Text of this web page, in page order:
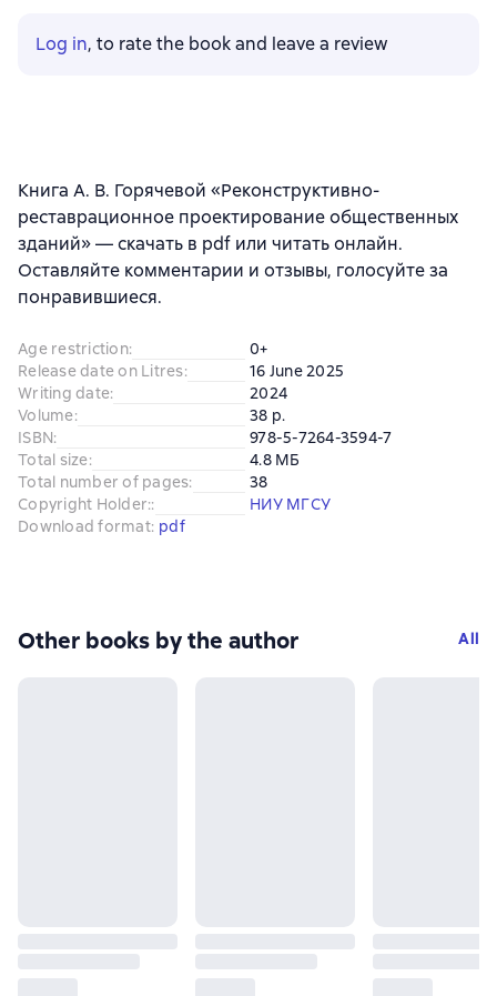
Log in, to rate the book and leave a review
Книга А. В. Горячевой «Реконструктивно-
реставрационное проектирование общественных
зданий» — скачать в pdf или читать онлайн.
Оставляйте комментарии и отзывы, голосуйте за
понравившиеся.
Age restriction:
0+
Release date on Litres:
16 June 2025
Writing date:
2024
Volume:
38 p.
ISBN:
978-5-7264-3594-7
Total size:
4.8 МБ
Total number of pages:
38
Copyright Holder::
НИУ МГСУ
Download format: pdf
Other books by the author All